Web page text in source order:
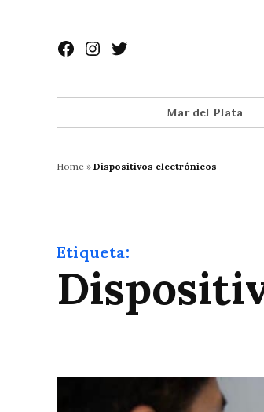
contenido
Facebook
Instagram
Twitter
Mar del Plata
Home » Dispositivos electrónicos
Etiqueta: